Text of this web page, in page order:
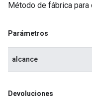
Método de fábrica para
Parámetros
alcance
Devoluciones